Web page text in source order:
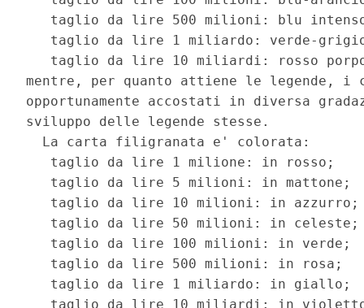
taglio da lire 500 milioni: blu
taglio da lire 1 miliardo: verde-
taglio da lire 10 miliardi: rosso
mentre, per quanto attiene le legende, i
opportunamente accostati in diversa
sviluppo delle legende stesse.
  La carta filigranata e' colorata:
   taglio da lire 1 milione: in rosso;
   taglio da lire 5 milioni: in mattone;
   taglio da lire 10 milioni: in azzurro;
   taglio da lire 50 milioni: in celeste;
   taglio da lire 100 milioni: in verde;
   taglio da lire 500 milioni: in rosa;
   taglio da lire 1 miliardo: in giallo;
taglio da lire 10 miliardi: in